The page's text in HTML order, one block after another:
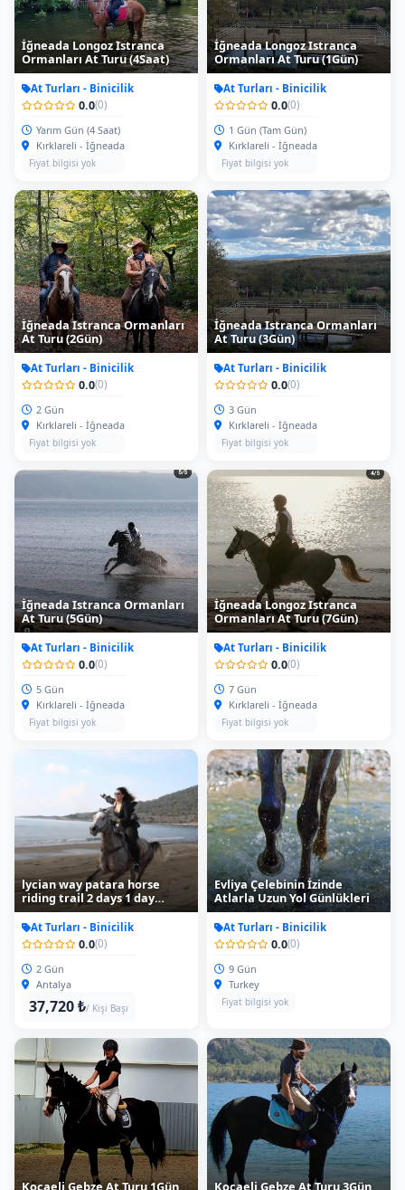
İğneada Longoz Istranca
Ormanları At Turu (4Saat)
0.0(0)
Kırklareli - İğneada
Fiyat bilgisi yok
İğneada Longoz Istranca
Ormanları At Turu (1Gün)
0.0(0)
Kırklareli - İğneada
Fiyat bilgisi yok
İğneada Istranca Ormanları
At Turu (2Gün)
0.0(0)
Kırklareli - İğneada
Fiyat bilgisi yok
İğneada Istranca Ormanları
At Turu (3Gün)
0.0(0)
Kırklareli - İğneada
Fiyat bilgisi yok
İğneada Istranca Ormanları
At Turu (5Gün)
0.0(0)
Kırklareli - İğneada
Fiyat bilgisi yok
İğneada Longoz Istranca
Ormanları At Turu (7Gün)
0.0(0)
Kırklareli - İğneada
Fiyat bilgisi yok
lycian way patara horse
riding trail 2 days 1 day
accomondation
0.0(0)
Antalya
37,720 ₺
Evliya Çelebinin İzinde
Atlarla Uzun Yol Günlükleri
0.0(0)
Turkey
Fiyat bilgisi yok
Kocaeli Gebze At Turu 1Gün Kocaeli Gebze At Turu 3Gün